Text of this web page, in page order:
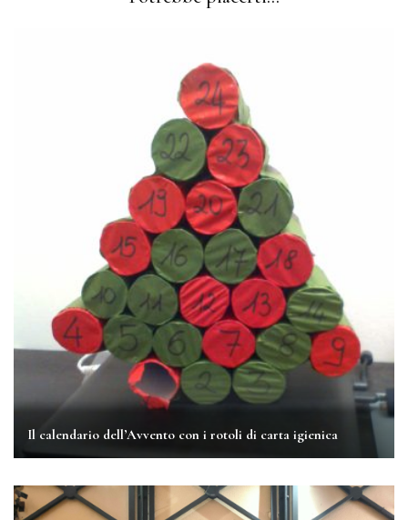
Il calendario dell’Avvento con i rotoli di carta igienica